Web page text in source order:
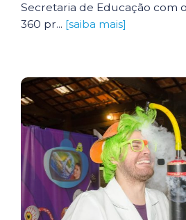
Secretaria de Educação com
360 pr... [saiba mais]